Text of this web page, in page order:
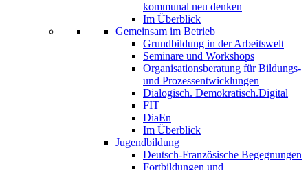
kommunal neu denken
Im Überblick
Gemeinsam im Betrieb
Grundbildung in der Arbeitswelt
Seminare und Workshops
Organisationsberatung für Bildungs-
und Prozessentwicklungen
Dialogisch. Demokratisch.Digital
FIT
DiaEn
Im Überblick
Jugendbildung
Deutsch-Französische Begegnungen
Fortbildungen und